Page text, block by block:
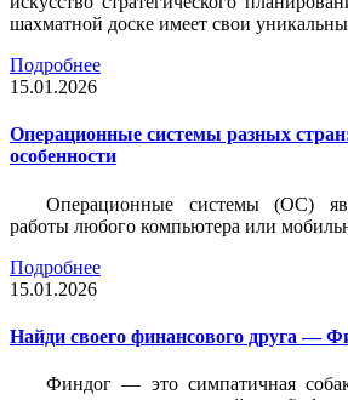
шахматной доске имеет свои
Подробнее
15.01.2026
Операционные системы разных
особенности
Операционные системы (ОС)
работы любого компьютера или
Подробнее
15.01.2026
Найди своего финансового друга —
Финдог — это симпатичная